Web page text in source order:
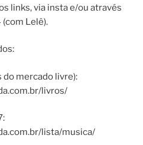
links, via insta e/ou através
Lelê).
do mercado livre):
livros/
lista/musica/